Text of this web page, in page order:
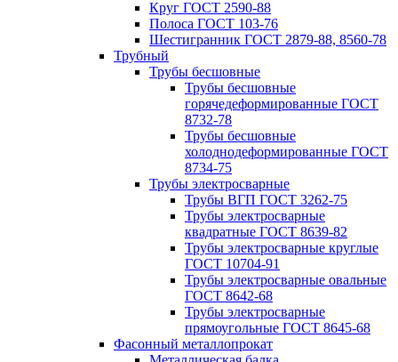
Круг ГОСТ 2590-88
Полоса ГОСТ 103-76
Шестигранник ГОСТ 2879-88, 8560-78
Трубный
Трубы бесшовные
Трубы бесшовные
горячедеформированные ГОСТ
8732-78
Трубы бесшовные
холоднодеформированные ГОСТ
8734-75
Трубы электросварные
Трубы ВГП ГОСТ 3262-75
Трубы электросварные
квадратные ГОСТ 8639-82
Трубы электросварные круглые
ГОСТ 10704-91
Трубы электросварные овальные
ГОСТ 8642-68
Трубы электросварные
прямоугольные ГОСТ 8645-68
Фасонный металлопрокат